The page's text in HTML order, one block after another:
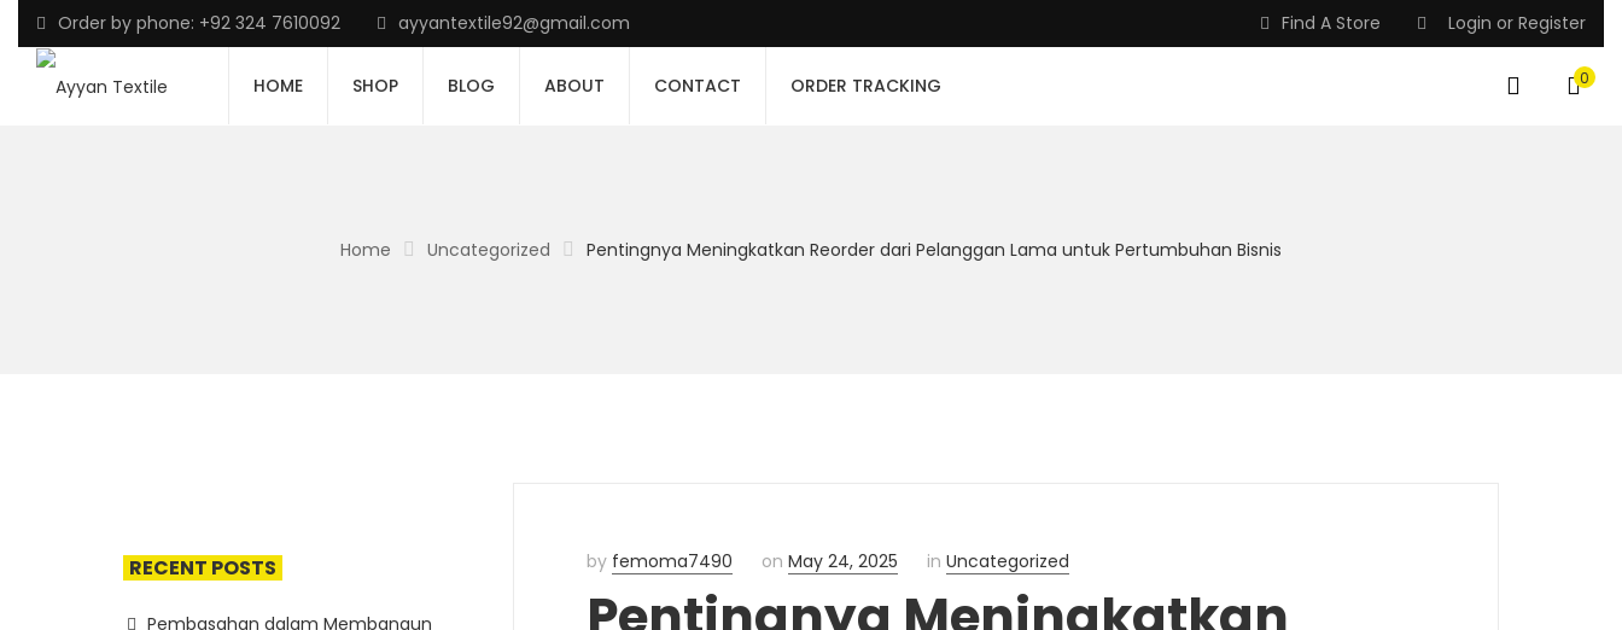
Order by phone: +92 324 7610092 ayyantextile92@gmail.com Find A Store Login or Register
HOME SHOP BLOG ABOUT CONTACT ORDER TRACKING 0
Home Uncategorized Pentingnya Meningkatkan Reorder dari Pelanggan Lama untuk Pertumbuhan Bisnis
RECENT POSTS
Pembasahan dalam Membangun
by femoma7490 on May 24, 2025 in Uncategorized